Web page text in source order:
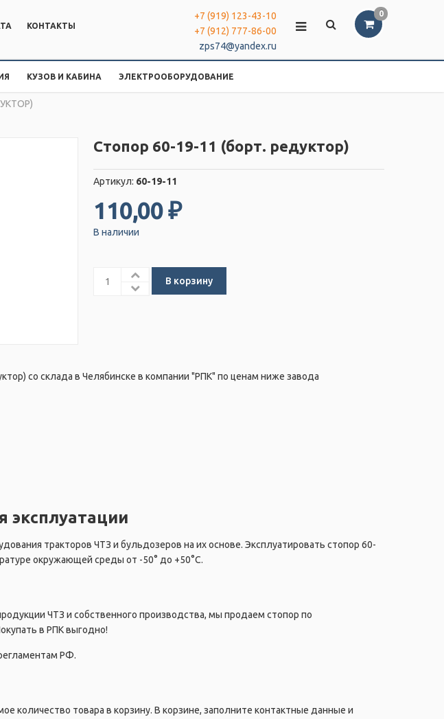
0
КОНТАКТЫ
+7 (919) 123-43-10
+7 (912) 777-86-00
zps74@yandex.ru
КУЗОВ И КАБИНА ЭЛЕКТРООБОРУДОВАНИЕ
Стопор 60-19-11 (борт. редуктор)
Артикул: 60-19-11
110,00 ₽
В наличии
со склада в Челябинске в компании "РПК" по ценам ниже завода
эксплуатации
тракторов ЧТЗ и бульдозеров на их основе. Эксплуатировать стопор 60-
окружающей среды от -50° до +50°C.
ЧТЗ и собственного производства, мы продаем стопор по
в РПК выгодно!
РФ.
количество товара в корзину. В корзине, заполните контактные данные и